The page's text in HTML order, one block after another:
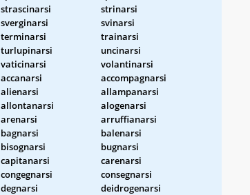
strascinarsi
strinarsi
sverginarsi
svinarsi
terminarsi
trainarsi
turlupinarsi
uncinarsi
vaticinarsi
volantinarsi
accanarsi
accompagnarsi
alienarsi
allampanarsi
allontanarsi
alogenarsi
arenarsi
arruffianarsi
bagnarsi
balenarsi
bisognarsi
bugnarsi
capitanarsi
carenarsi
congegnarsi
consegnarsi
degnarsi
deidrogenarsi